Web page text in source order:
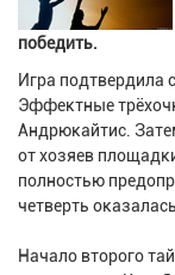
победить.
Игра подтвердила
Эффектные
Андрюкайтис.
от хозяев
полностью
четверть
Начало второго